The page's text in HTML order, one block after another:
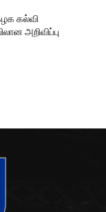
கல்வி
அறிவிப்பு